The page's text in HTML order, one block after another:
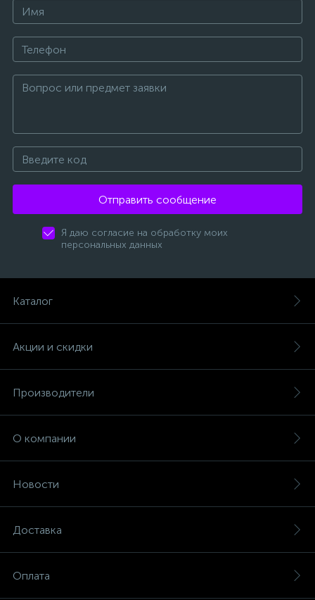
Отправить сообщение
Я даю согласие на обработку моих
персональных данных
Каталог
Акции и скидки
Производители
О компании
Новости
Доставка
Оплата